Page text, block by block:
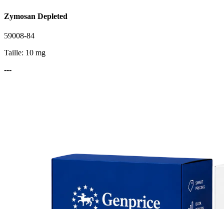
Zymosan Depleted
59008-84
Taille: 10 mg
---